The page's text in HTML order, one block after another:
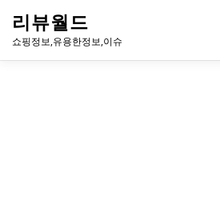
리뷰월드
쇼핑정보,유용한정보,이슈